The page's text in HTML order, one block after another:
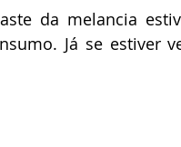
da melancia
Já se estiver